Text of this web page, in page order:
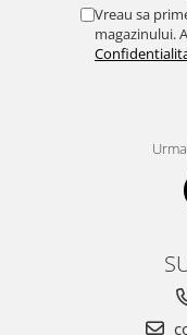
Vreau sa
magazinului.